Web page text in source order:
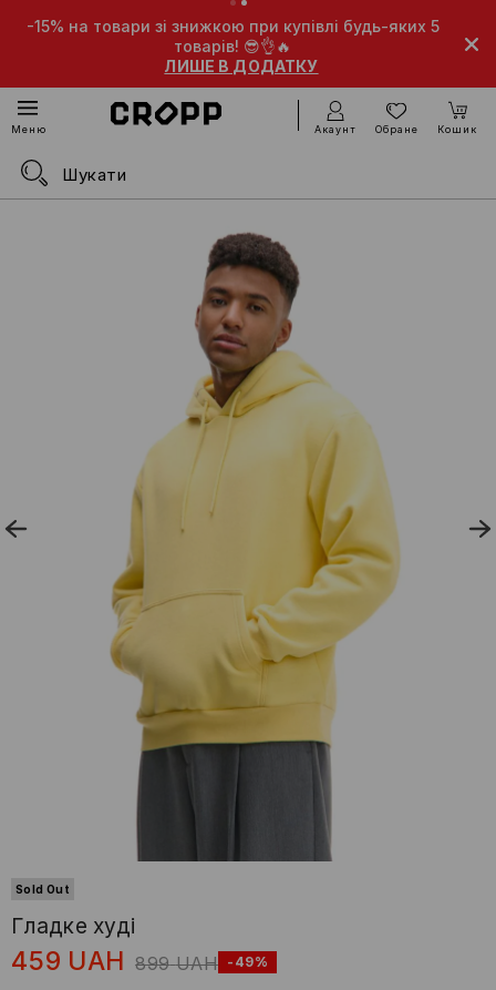
-15% на товари зі знижкою при купівлі будь-яких 5
товарів! 😎👌🔥
ЛИШЕ В ДОДАТКУ
Меню Акаунт Обране Кошик
Sold Out
Гладке худі
459 UAH 899 UAH -49%